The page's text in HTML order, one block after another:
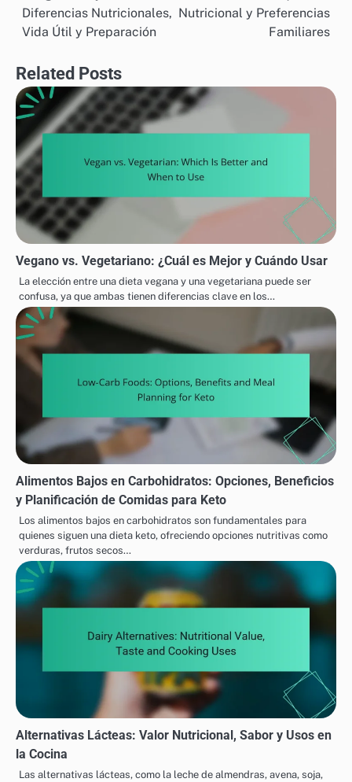
navigation
Diferencias Nutricionales,
Vida Útil y Preparación
Nutricional y Preferencias
Familiares
Related Posts
Vegano vs. Vegetariano: ¿Cuál es Mejor y Cuándo Usar
La elección entre una dieta vegana y una vegetariana puede ser
confusa, ya que ambas tienen diferencias clave en los…
Alimentos Bajos en Carbohidratos: Opciones, Beneficios
y Planificación de Comidas para Keto
Los alimentos bajos en carbohidratos son fundamentales para
quienes siguen una dieta keto, ofreciendo opciones nutritivas como
verduras, frutos secos…
Alternativas Lácteas: Valor Nutricional, Sabor y Usos en
la Cocina
Las alternativas lácteas, como la leche de almendras, avena, soja,